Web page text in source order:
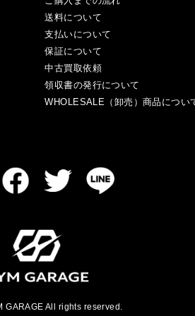
送料について
支払いについて
保証について
中古買取依頼
領収書の発行について
WHOLESALE（卸売）商品につい
GARAGE All rights reserved.